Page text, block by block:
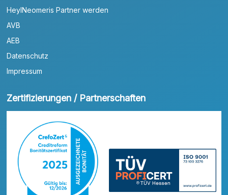
HeylNeomeris Partner werden
AVB
AEB
Datenschutz
Impressum
Zertifizierungen / Partnerschaften